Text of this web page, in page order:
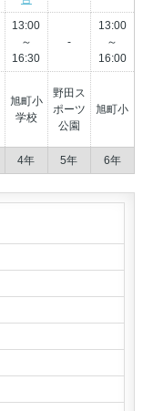
13:00
～
16:30
-
13:00
～
16:00
旭町小
学校
野田ス
ポーツ
公園
旭町小
4年 5年 6年